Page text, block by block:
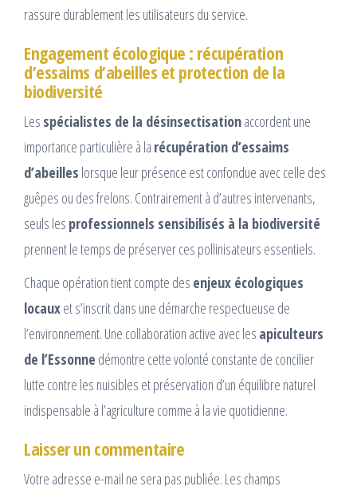
rassure durablement les utilisateurs du service.
Engagement écologique : récupération
d’essaims d’abeilles et protection de la
biodiversité
Les spécialistes de la désinsectisationaccordent une
importance particulière à la récupération d’essaims
d’abeilles lorsque leur présence est confondue avec celle des
guêpes ou des frelons. Contrairement à d’autres intervenants,
seuls les professionnels sensibilisés à la biodiversité
prennent le temps de préserver ces pollinisateurs essentiels.
Chaque opération tient compte des enjeux écologiques
locauxet s’inscrit dans une démarche respectueuse de
l’environnement. Une collaboration active avec les apiculteurs
de l’Essonne démontre cette volonté constante de concilier
lutte contre les nuisibles et préservation d’un équilibre naturel
indispensable à l’agriculture comme à la vie quotidienne.
Laisser un commentaire
Votre adresse e-mail ne sera pas publiée. Les champs